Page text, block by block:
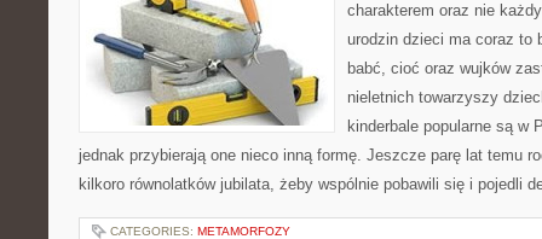
charakterem oraz nie
urodzin dzieci ma coraz to
babć, cioć oraz wujków
nieletnich towarzyszy
kinderbale popularne są w
jednak przybierają one nieco inną formę. Jeszcze parę lat temu
kilkoro równolatków jubilata, żeby wspólnie pobawili się i pojedli
CATEGORIES: METAMORFOZY